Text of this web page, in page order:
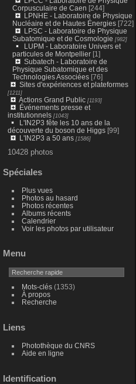
Corpusculaire de Caen [244]
LPNHE - Laboratoire de Physique
Nucléaire et de Hautes Énergies[722]
LPSC - Laboratoire de Physique
Subatomique et de Cosmologie [982]
LUPM - Laboratoire Univers et
particules de Montpellier[1]
Subatech - Laboratoire de
Physique Subatomique et des
Technologies Associées[76]
Sites d'expériences et plateformes
[1211]
Actions Grand Public[1193]
Événements presse et
institutionnels[1043]
L'IN2P3 fête les 10 ans de la
découverte du boson de Higgs[99]
L'IN2P3 a 50 ans[1586]
10428 photos
Spéciales
Plus vues
Photos au hasard
Photos récentes
Albums récents
Calendrier
Voir les photos par utilisateur
Menu
Mots-clés(1353)
À propos
Recherche
Liens
Photothèque du CNRS
Aide en ligne
Identification